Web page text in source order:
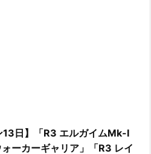
13日】「R3 エルガイムMk-I
ーカーギャリア」「R3 レイ